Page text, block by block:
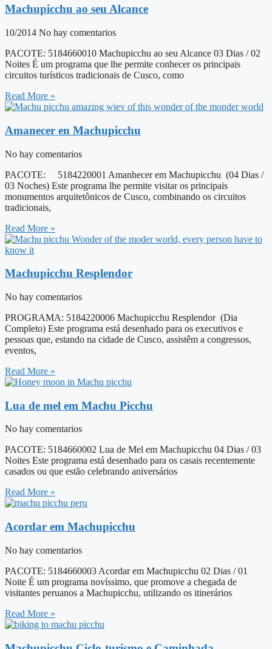
Machupicchu ao seu Alcance
10/2014 No hay comentarios
PACOTE: 5184660010 Machupicchu ao seu Alcance 03 Dias / 02
Noites É um programa que lhe permite conhecer os principais
circuitos turísticos tradicionais de Cusco, como
Read More »
Amanecer en Machupicchu
No hay comentarios
PACOTE: 5184220001 Amanhecer em Machupicchu (04 Dias /
03 Noches) Este programa lhe permite visitar os principais
monumentos arquitetônicos de Cusco, combinando os circuitos
tradicionais,
Read More »
Machupicchu Resplendor
No hay comentarios
PROGRAMA: 5184220006 Machupicchu Resplendor (Dia
Completo) Este programa está desenhado para os executivos e
pessoas que, estando na cidade de Cusco, assistêm a congressos,
eventos,
Read More »
Lua de mel em Machu Picchu
No hay comentarios
PACOTE: 5184660002 Lua de Mel em Machupicchu 04 Dias / 03
Noites Este programa está desenhado para os casais recentemente
casados ou que estão celebrando aniversários
Read More »
Acordar em Machupicchu
No hay comentarios
PACOTE: 5184660003 Acordar em Machupicchu 02 Dias / 01
Noite É um programa novíssimo, que promove a chegada de
visitantes peruanos a Machupicchu, utilizando os itinerários
Read More »